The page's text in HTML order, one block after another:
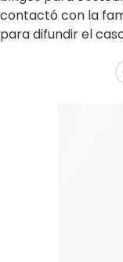
contactó con la
para difundir el